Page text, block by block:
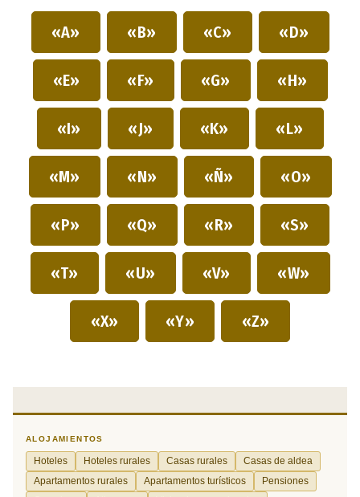
«A» «B» «C» «D»
«E» «F» «G» «H»
«I» «J» «K» «L»
«M» «N» «Ñ» «O»
«P» «Q» «R» «S»
«T» «U» «V» «W»
«X» «Y» «Z»